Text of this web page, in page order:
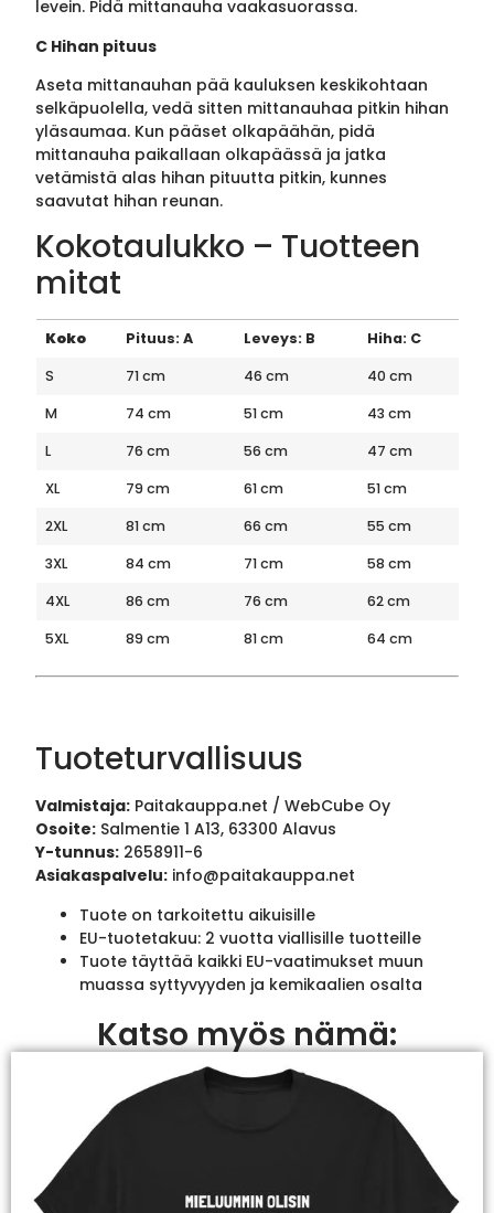
levein. Pidä mittanauha vaakasuorassa.
C Hihan pituus
Aseta mittanauhan pää kauluksen keskikohtaan
selkäpuolella, vedä sitten mittanauhaa pitkin hihan
yläsaumaa. Kun pääset olkapäähän, pidä
mittanauha paikallaan olkapäässä ja jatka
vetämistä alas hihan pituutta pitkin, kunnes
saavutat hihan reunan.
Kokotaulukko – Tuotteen
mitat
Koko Pituus: A Leveys: B
Hiha: C
S
71 cm 46 cm
40 cm
M
74 cm 51 cm
43 cm
L
76 cm 56 cm
47 cm
XL
79 cm 61 cm
51 cm
2XL
81 cm 66 cm
55 cm
3XL
84 cm 71 cm
58 cm
4XL
86 cm 76 cm
62 cm
5XL
89 cm 81 cm 64 cm
Tuoteturvallisuus
Valmistaja: Paitakauppa.net / WebCube Oy
Osoite: Salmentie 1 A13, 63300 Alavus
Y-tunnus: 2658911-6
Asiakaspalvelu: info@paitakauppa.net
Tuote on tarkoitettu aikuisille
EU-tuotetakuu: 2 vuotta viallisille tuotteille
Tuote täyttää kaikki EU-vaatimukset muun
muassa syttyvyyden ja kemikaalien osalta
Katso myös nämä: